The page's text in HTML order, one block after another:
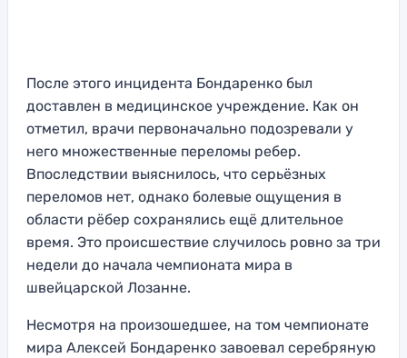
После этого инцидента Бондаренко был
доставлен в медицинское учреждение. Как он
отметил, врачи первоначально подозревали у
него множественные переломы ребер.
Впоследствии выяснилось, что серьёзных
переломов нет, однако болевые ощущения в
области рёбер сохранялись ещё длительное
время. Это происшествие случилось ровно за три
недели до начала чемпионата мира в
швейцарской Лозанне.
Несмотря на произошедшее, на том чемпионате
мира Алексей Бондаренко завоевал серебряную